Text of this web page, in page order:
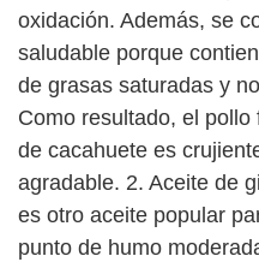
oxidación. Además, se
saludable porque
de grasas saturadas y
Como resultado, el
de cacahuete es
agradable. 2. Aceite de
es otro aceite popular
punto de humo